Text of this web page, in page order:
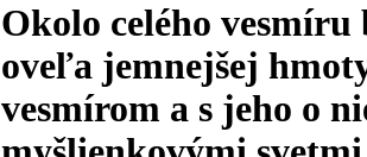
Okolo celého
oveľa jemnejšej
vesmírom a s jeho o